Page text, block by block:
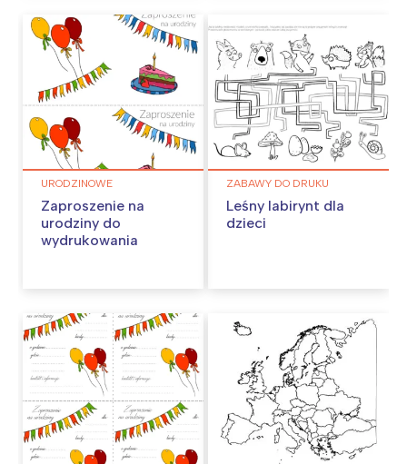
URODZINOWE
Zaproszenie na
urodziny do
wydrukowania
ZABAWY DO DRUKU
Leśny labirynt dla
dzieci